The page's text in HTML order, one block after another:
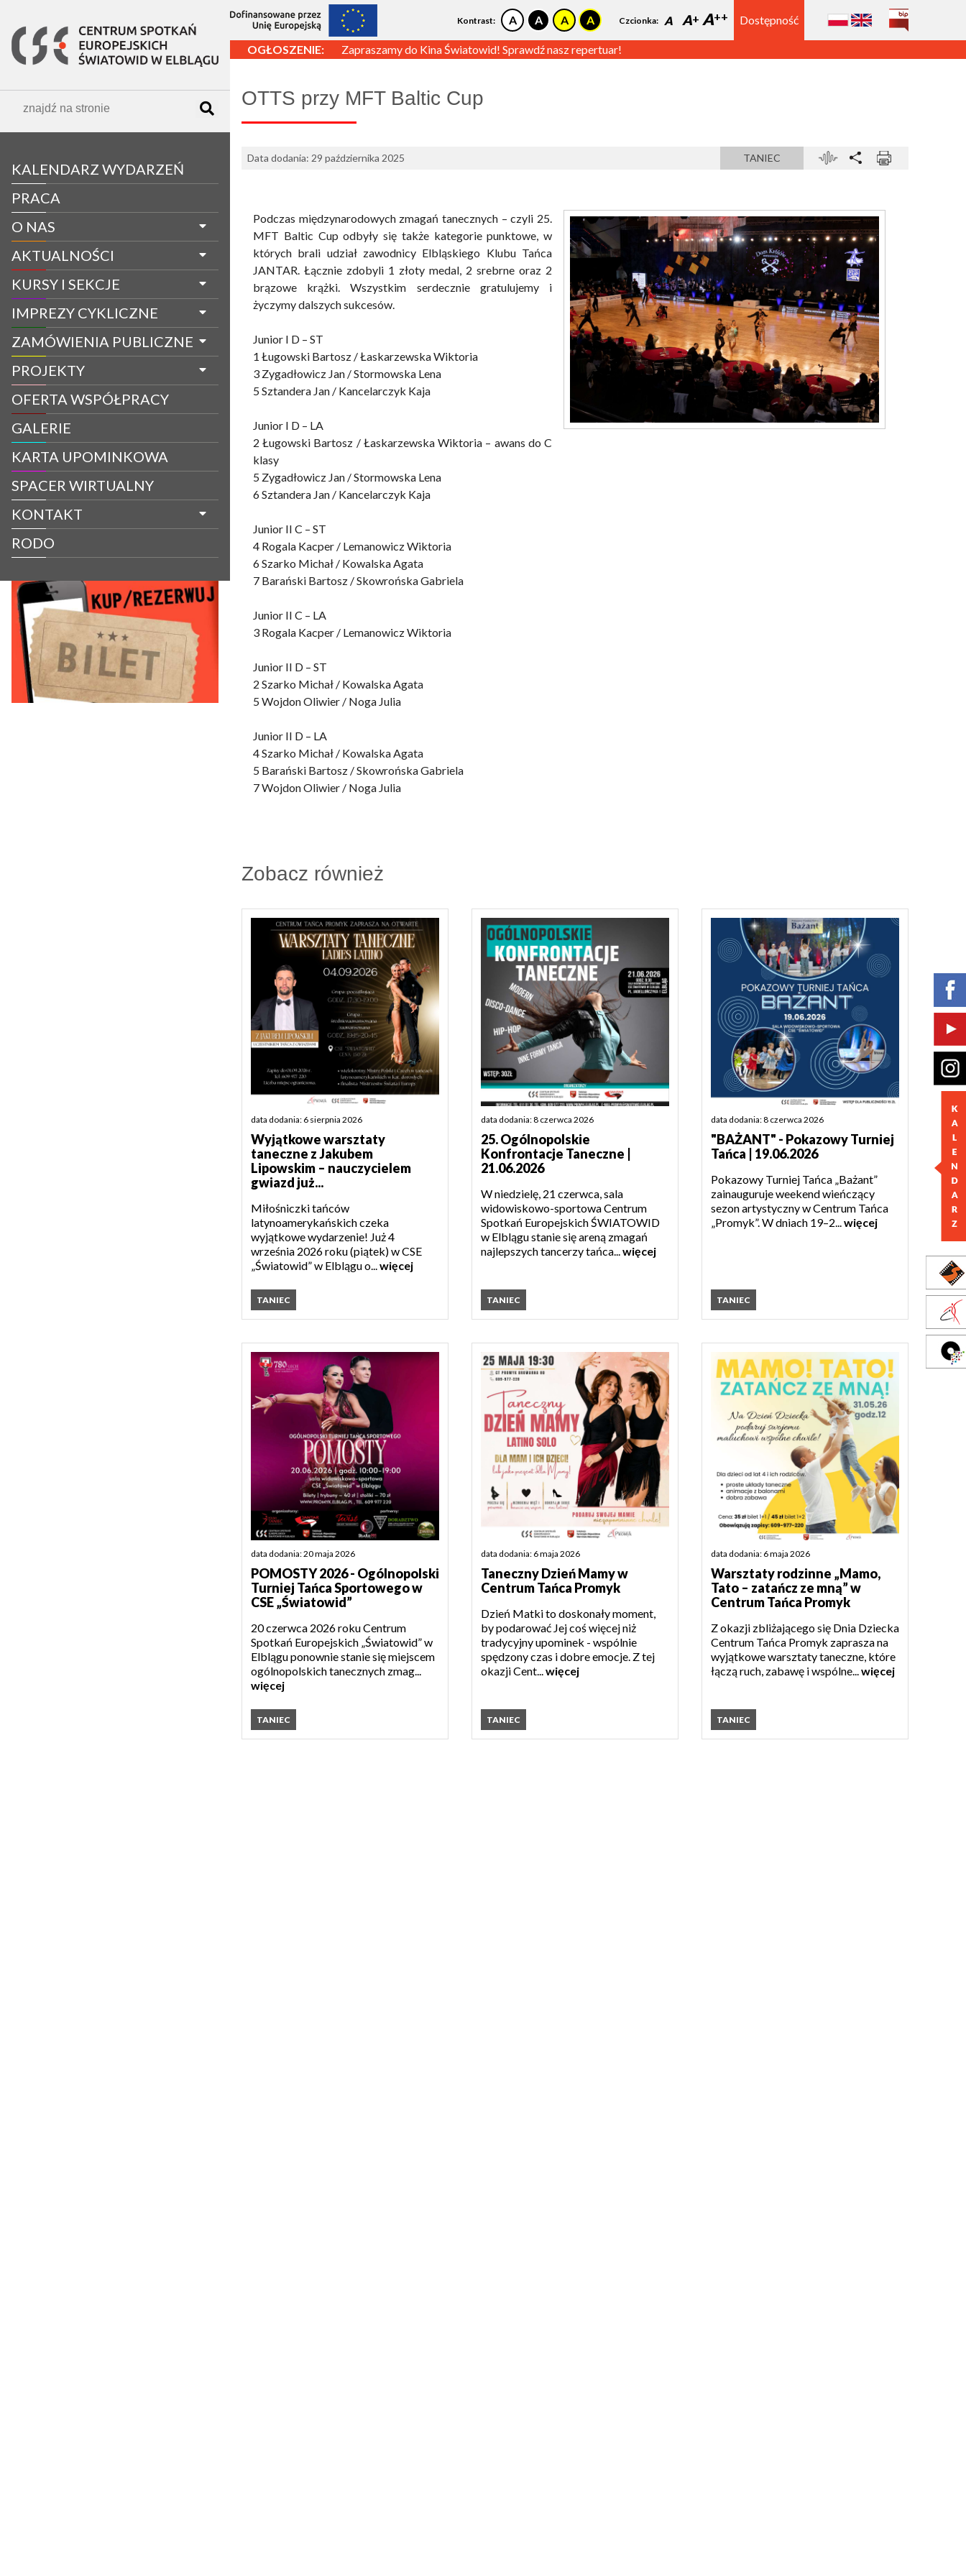
KALENDARZ WYDARZEŃ
PRACA
O NAS
AKTUALNOŚCI
KURSY I SEKCJE
IMPREZY CYKLICZNE
ZAMÓWIENIA PUBLICZNE
PROJEKTY
OFERTA WSPÓŁPRACY
GALERIE
KARTA UPOMINKOWA
SPACER WIRTUALNY
KONTAKT
RODO
Kontrast: Czcionka: A A A Dostępność
OGŁOSZENIE: Zapraszamy do Kina Światowid! Sprawdź nasz repertuar!
OTTS przy MFT Baltic Cup
Data dodania: 29 października 2025 TANIEC
Podczas międzynarodowych zmagań tanecznych – czyli 25.
MFT Baltic Cup odbyły się także kategorie punktowe, w
których brali udział zawodnicy Elbląskiego Klubu Tańca
JANTAR. Łącznie zdobyli 1 złoty medal, 2 srebrne oraz 2
brązowe krążki. Wszystkim serdecznie gratulujemy i
życzymy dalszych sukcesów.
Junior I D – ST
1 Ługowski Bartosz / Łaskarzewska Wiktoria
3 Zygadłowicz Jan / Stormowska Lena
5 Sztandera Jan / Kancelarczyk Kaja
Junior I D – LA
2 Ługowski Bartosz / Łaskarzewska Wiktoria – awans do C
klasy
5 Zygadłowicz Jan / Stormowska Lena
6 Sztandera Jan / Kancelarczyk Kaja
Junior II C – ST
4 Rogala Kacper / Lemanowicz Wiktoria
6 Szarko Michał / Kowalska Agata
7 Barański Bartosz / Skowrońska Gabriela
Junior II C – LA
3 Rogala Kacper / Lemanowicz Wiktoria
Junior II D – ST
2 Szarko Michał / Kowalska Agata
5 Wojdon Oliwier / Noga Julia
Junior II D – LA
4 Szarko Michał / Kowalska Agata
5 Barański Bartosz / Skowrońska Gabriela
7 Wojdon Oliwier / Noga Julia
Zobacz również
data dodania: 6 sierpnia 2026
Wyjątkowe warsztaty
taneczne z Jakubem
Lipowskim – nauczycielem
gwiazd już...
Miłośniczki tańców
latynoamerykańskich czeka
wyjątkowe wydarzenie! Już 4
września 2026 roku (piątek) w CSE
„Światowid” w Elblągu o...więcej
TANIEC
data dodania: 8 czerwca 2026
25. Ogólnopolskie
Konfrontacje Taneczne |
21.06.2026
W niedzielę, 21 czerwca, sala
widowiskowo-sportowa Centrum
Spotkań Europejskich ŚWIATOWID
w Elblągu stanie się areną zmagań
najlepszych tancerzy tańca...więcej
TANIEC
data dodania: 8 czerwca 2026
"BAŻANT" - Pokazowy Turniej
Tańca | 19.06.2026
Pokazowy Turniej Tańca „Bażant”
zainauguruje weekend wieńczący
sezon artystyczny w Centrum Tańca
„Promyk”. W dniach 19–2...więcej
TANIEC
data dodania: 20 maja 2026
POMOSTY 2026 - Ogólnopolski
Turniej Tańca Sportowego w
CSE „Światowid”
20 czerwca 2026 roku Centrum
Spotkań Europejskich „Światowid” w
Elblągu ponownie stanie się miejscem
ogólnopolskich tanecznych zmag...
więcej
TANIEC
data dodania: 6 maja 2026
Taneczny Dzień Mamy w
Centrum Tańca Promyk
Dzień Matki to doskonały moment,
by podarować Jej coś więcej niż
tradycyjny upominek - wspólnie
spędzony czas i dobre emocje. Z tej
okazji Cent...więcej
TANIEC
data dodania: 6 maja 2026
Warsztaty rodzinne „Mamo,
Tato – zatańcz ze mną” w
Centrum Tańca Promyk
Z okazji zbliżającego się Dnia Dziecka
Centrum Tańca Promyk zaprasza na
wyjątkowe warsztaty taneczne, które
łączą ruch, zabawę i wspólne...więcej
TANIEC